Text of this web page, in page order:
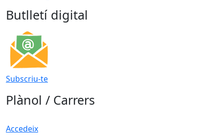
Butlletí digital
Subscriu-te
Plànol / Carrers
Accedeix